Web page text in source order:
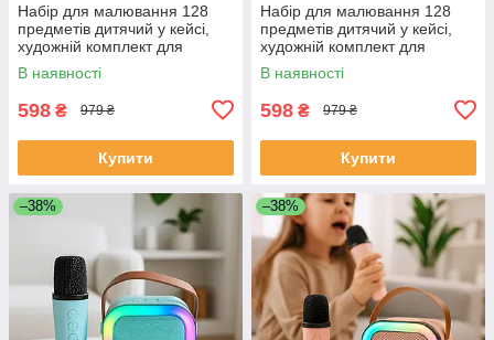
Набір для малювання 128
предметів дитячий у кейсі,
художній комплект для
творчості Космонавт Синій,
ML-16926-Blue
В наявності
598 ₴ 979 ₴
Купити
Набір для малювання 128
предметів дитячий у кейсі,
художній комплект для
творчості Єдиноріг Рожевий,
ML-16926-Pink
В наявності
598 ₴ 979 ₴
Купити
–38% –38%